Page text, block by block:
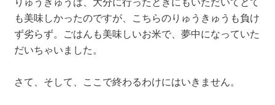
も美味しかったのですが、こちらのりゅうきゅうも負け
ず劣らず。ごはんも美味しいお米で、夢中になっていた
だいちゃいました。
さて、そして、ここで終わるわけにはいきません。